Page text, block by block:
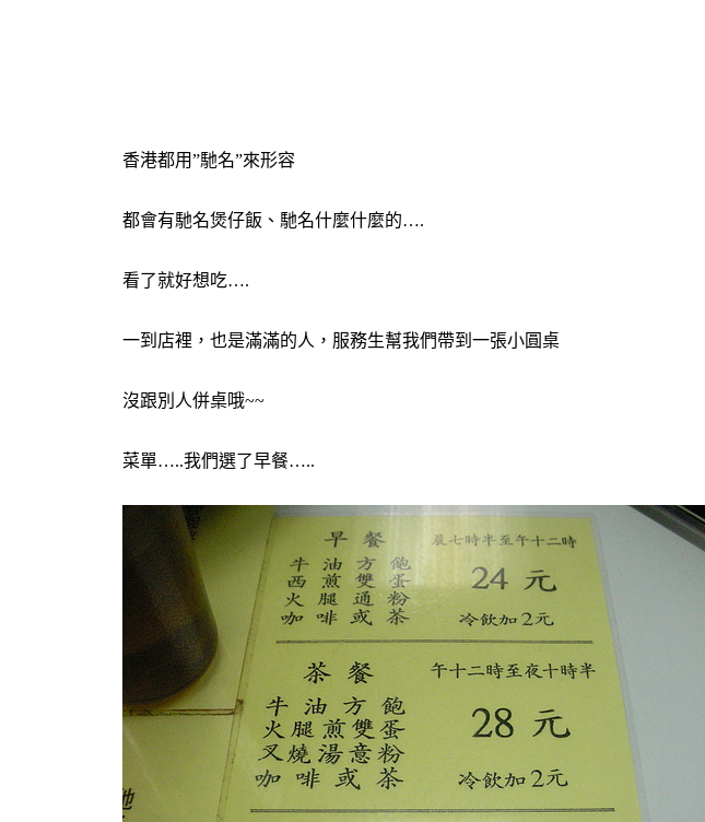
香港都用”馳名”來形容
都會有馳名煲仔飯、馳名什麼什麼的….
看了就好想吃….
一到店裡，也是滿滿的人，服務生幫我們帶到一張小圓桌
沒跟別人併桌哦~~
菜單…..我們選了早餐…..